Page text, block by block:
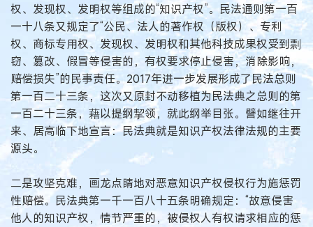
权、发现权、发明权等组成的“知识产权”。民法通则第一百
一十八条又规定了“公民、法人的著作权（版权）、专利
权、商标专用权、发现权、发明权和其他科技成果权受到剽
窃、篡改、假冒等侵害的，有权要求停止侵害，消除影响，
赔偿损失”的民事责任。2017年进一步发展形成了民法总则
第一百二十三条，这次又原封不动移植为民法典之总则的第
一百二十三条，藉以提纲挈领，就此纲举目张。譬如继往开
来、居高临下地宣言：民法典就是知识产权法律法规的主要
源头。
二是攻坚克难，画龙点睛地对恶意知识产权侵权行为施惩罚
性赔偿。民法典第一千一百八十五条明确规定：“故意侵害
他人的知识产权，情节严重的，被侵权人有权请求相应的惩